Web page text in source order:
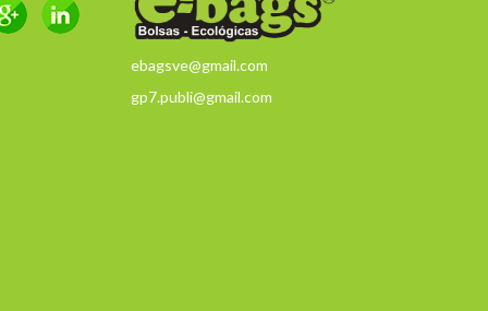
ebagsve@gmail.com
gp7.publi@gmail.com